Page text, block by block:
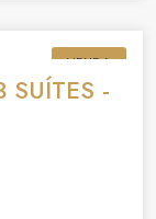
VENDA
SUÍTES -